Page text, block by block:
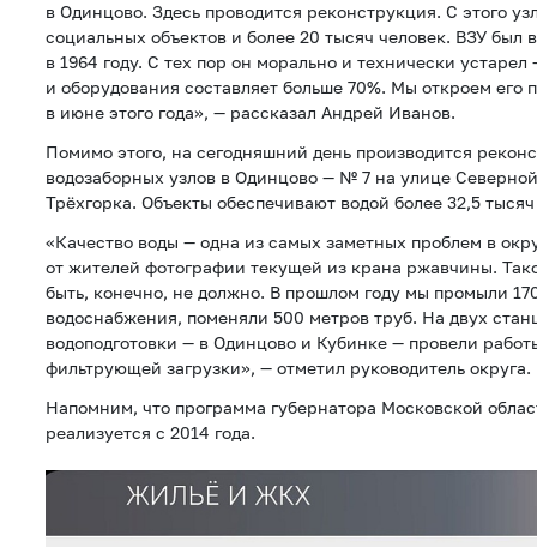
в Одинцово. Здесь проводится реконструкция. С этого
социальных объектов и более 20 тысяч человек. ВЗУ был
в 1964 году. С тех пор он морально и технически устарел
и оборудования составляет больше 70%. Мы откроем его
в июне этого года», — рассказал Андрей Иванов.
Помимо этого, на сегодняшний день производится
водозаборных узлов в Одинцово — № 7 на улице
Трёхгорка. Объекты обеспечивают водой более 32,5
«Качество воды — одна из самых заметных проблем в
от жителей фотографии текущей из крана ржавчины.
быть, конечно, не должно. В прошлом году мы промыли
водоснабжения, поменяли 500 метров труб. На двух
водоподготовки — в Одинцово и Кубинке — провели
фильтрующей загрузки», — отметил руководитель округа.
Напомним, что программа губернатора Московской
реализуется с 2014 года.